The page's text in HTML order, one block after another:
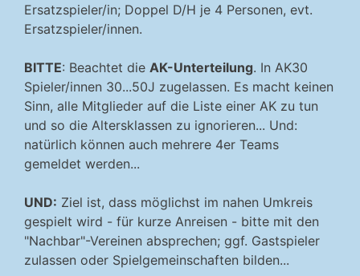
Ersatzspieler/in; Doppel D/H je 4 Personen, evt.
Ersatzspieler/innen.
BITTE: Beachtet die AK-Unterteilung. In AK30
Spieler/innen 30...50J zugelassen. Es macht keinen
Sinn, alle Mitglieder auf die Liste einer AK zu tun
und so die Altersklassen zu ignorieren... Und:
natürlich können auch mehrere 4er Teams
gemeldet werden...
UND: Ziel ist, dass möglichst im nahen Umkreis
gespielt wird - für kurze Anreisen - bitte mit den
"Nachbar"-Vereinen absprechen; ggf. Gastspieler
zulassen oder Spielgemeinschaften bilden...